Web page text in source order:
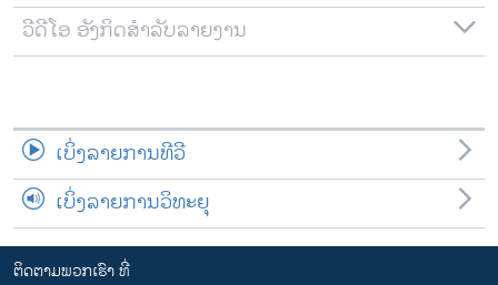
ວີດີໂອ ອັງກິດສຳລັບລາຍງານ
ເບິ່ງລາຍການທີວີ
ເບິ່ງລາຍການວິທະຍຸ
ຕິດຕາມພວກເຮົາ ທີ່